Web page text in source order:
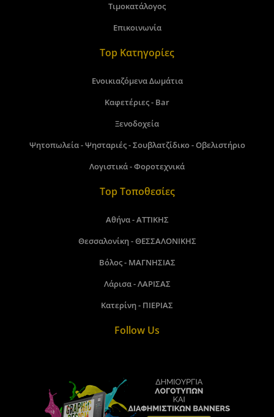
Τιμοκατάλογος
Επικοινωνία
Top Κατηγορίες
Ενοικιαζόμενα Δωμάτια
Καφετέριες - Bar
Ξενοδοχεία
Ψητοπωλεία - Ψησταριές - Σουβλατζίδικο - Οβελιστήριο
Λογιστικά - Φοροτεχνικά
Top Τοποθεσίες
Αθήνα - ΑΤΤΙΚΗΣ
Θεσσαλονίκη - ΘΕΣΣΑΛΟΝΙΚΗΣ
Βόλος - ΜΑΓΝΗΣΙΑΣ
Λάρισα - ΛΑΡΙΣΑΣ
Κατερίνη - ΠΙΕΡΙΑΣ
Follow Us